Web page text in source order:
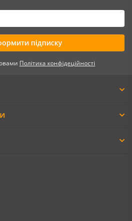
підписку
Політика конфідеційності